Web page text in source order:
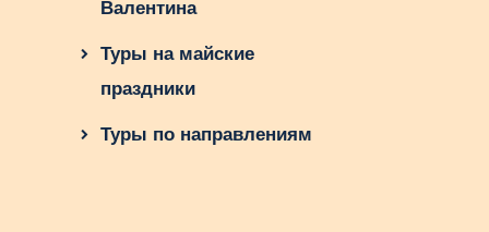
Валентина
Туры на майские
праздники
Туры по направлениям